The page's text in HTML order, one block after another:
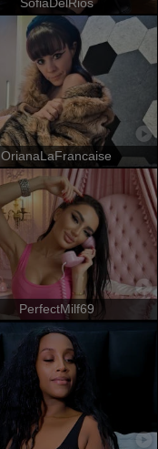
OrianaLaFrancaise
PerfectMilf69